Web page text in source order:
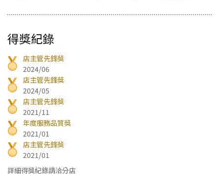
得獎紀錄
店主管先鋒獎
2024/06
店主管先鋒獎
2024/05
店主管先鋒獎
2021/11
年度服務品質獎
2021/01
店主管先鋒獎
2021/01
詳細得獎紀錄請洽分店